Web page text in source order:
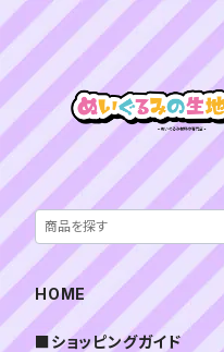
HOME
■ショッピングガイド